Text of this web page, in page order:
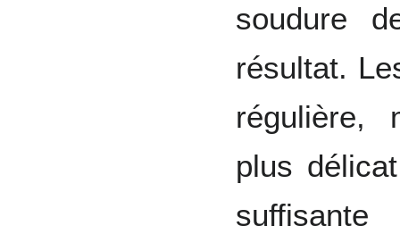
soudure
résultat.
régulière,
plus